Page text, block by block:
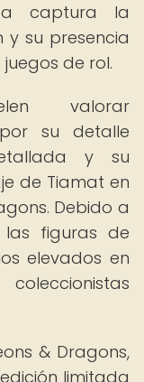
captura la
su presencia
de rol.
valorar
su detalle
y su
de Tiamat en
Debido a
figuras de
elevados en
& Dragons,
limitada